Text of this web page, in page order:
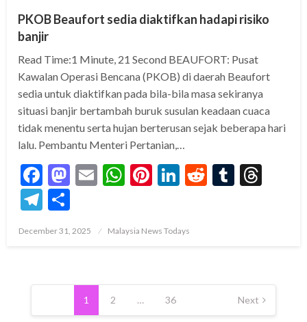
PKOB Beaufort sedia diaktifkan hadapi risiko
banjir
Read Time:1 Minute, 21 Second BEAUFORT: Pusat
Kawalan Operasi Bencana (PKOB) di daerah Beaufort
sedia untuk diaktifkan pada bila-bila masa sekiranya
situasi banjir bertambah buruk susulan keadaan cuaca
tidak menentu serta hujan berterusan sejak beberapa hari
lalu. Pembantu Menteri Pertanian,…
Facebook
Mastodon
EmailWhatsApp
Pinterest
LinkedIn
RedditTumblr
Telegram
Posted
December 31, 2025 Malaysia News Todays
Posts
pagination
1 2 … 36 Next